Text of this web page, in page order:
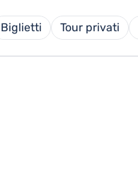
Biglietti Tour privati